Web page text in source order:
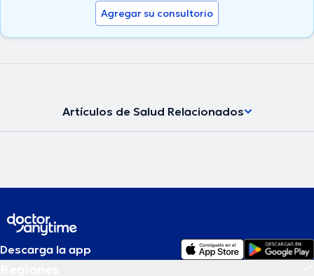
Agregar su consultorio
Artículos de Salud Relacionados
Descarga la app